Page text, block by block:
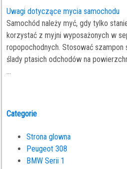
Uwagi dotyczące mycia samochodu
Samochód należy myć, gdy tylko
korzystać z myjni wyposażonych w
ropopochodnych. Stosować szampon
ślady ptasich odchodów na
...
Categorie
Strona glowna
Peugeot 308
BMW Serii 1